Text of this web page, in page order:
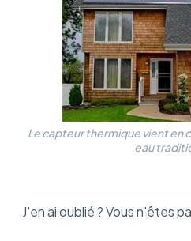
Le capteur thermique vient en
eau
J'en ai oublié ? Vous n'êtes